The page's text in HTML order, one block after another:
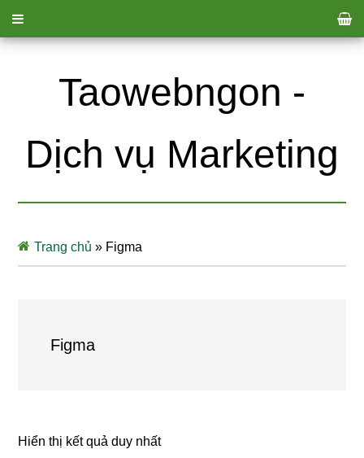
Taowebngon -
Dịch vụ Marketing
Trang chủ » Figma
Figma
Hiển thị kết quả duy nhất